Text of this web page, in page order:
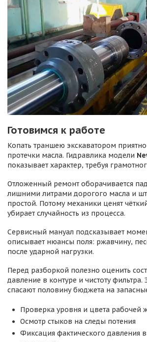
Готовимся к работе
Копать траншею экскаватором
протечки масла. Гидравлика модели
показывает характер, требуя
Отложенный ремонт оборачивается
лишними литрами дорогого масла и
простой. Потому механики ценят
убирает случайность из процесса.
Сервисный мануал подсказывает
описывает нюансы поля: ржавчину,
после ударной нагрузки.
Перед разборкой полезно оценить
давление в контуре и чистоту фильтра.
спасают половину бюджета на
Проверка уровня и цвета рабочей
Осмотр стыков на следы потения
Фиксация фактического давления